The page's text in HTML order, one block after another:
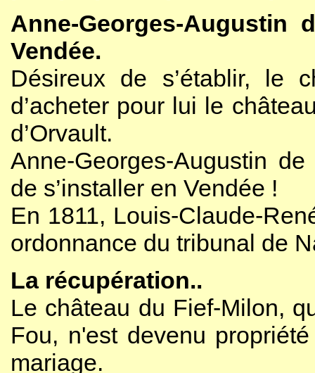
Anne-Georges-
Vendée.
Désireux de s’établir, le
d’acheter pour lui le
d’Orvault.
Anne-Georges-Augustin
de s’installer en Vendée !
En 1811, Louis-Claude-
ordonnance du tribunal de
La récupération..
Le château du Fief-Milon,
Fou, n'est devenu
mariage.